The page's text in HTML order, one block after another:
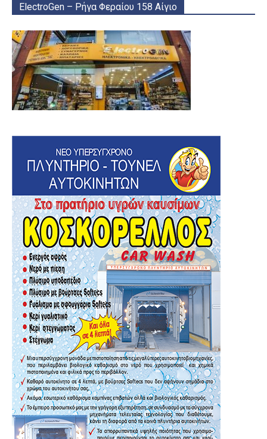
ElectroGen – Ρήγα Φεραίου 158 Αίγιο